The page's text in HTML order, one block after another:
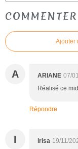
Ajouter
A ARIANE 07/
Réalisé ce
Répondre
I irisa 19/11/